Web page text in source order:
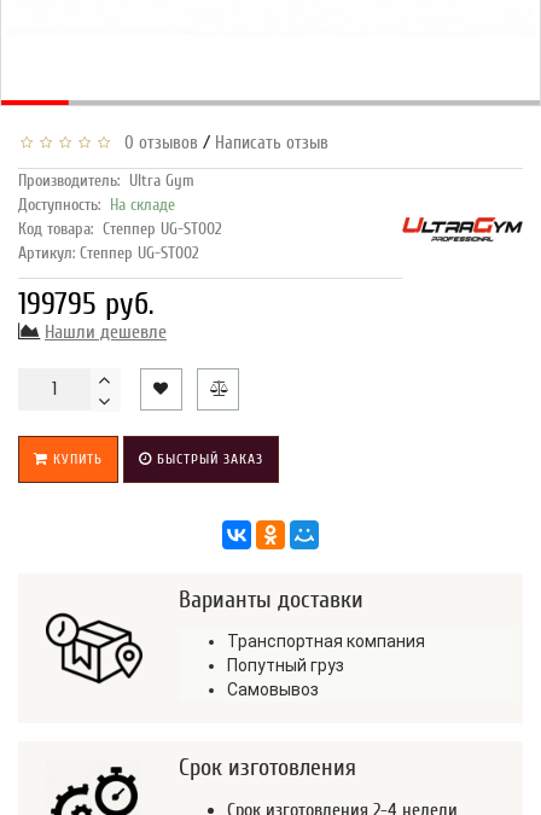
0 отзывов / Написать отзыв
Производитель: Ultra Gym
Доступность: На складе
Код товара: Степпер UG-ST002
Артикул: Степпер UG-ST002
199795 руб.
Нашли дешевле
КУПИТЬ БЫСТРЫЙ ЗАКАЗ
Варианты доставки
Транспортная компания
Попутный груз
Самовывоз
Срок изготовления
Срок изготовления 2-4 недели